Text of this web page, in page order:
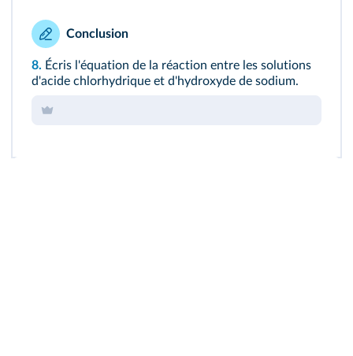
Conclusion
8. Écris l'équation de la réaction entre les solutions
d'acide chlorhydrique et d'hydroxyde de sodium.